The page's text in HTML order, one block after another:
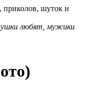
приколов, шуток и
любят, мужики